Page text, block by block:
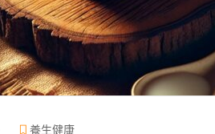
養生健康